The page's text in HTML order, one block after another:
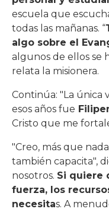
escuela que
todas las mañanas. “
algo sobre el
algunos de ellos se
relata la misionera.
Continúa: "La única
esos años fue
Cristo que me
"Creo, más que
también capacita",
nosotros. Si quiere
fuerza, los
necesitas. A